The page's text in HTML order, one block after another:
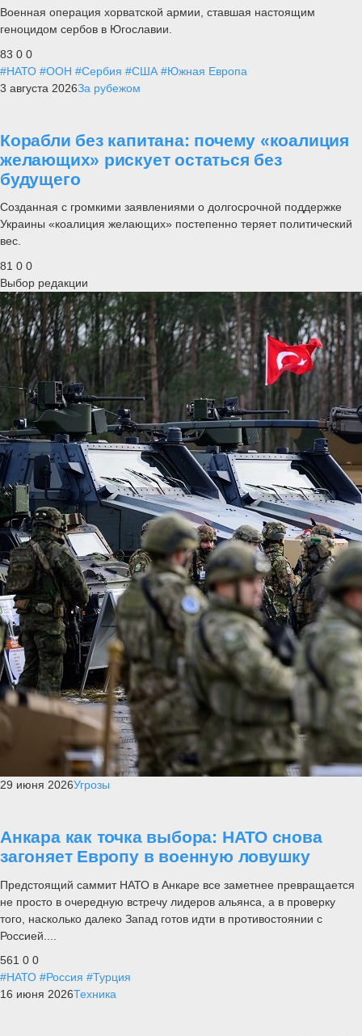
Военная операция хорватской армии, ставшая настоящим
геноцидом сербов в Югославии.
83 0 0
#НАТО #ООН #Сербия #США #Южная Европа
3 августа 2026За рубежом
Корабли без капитана: почему «коалиция
желающих» рискует остаться без
будущего
Созданная с громкими заявлениями о долгосрочной поддержке
Украины «коалиция желающих» постепенно теряет политический
вес.
81 0 0
Выбор редакции
29 июня 2026Угрозы
Анкара как точка выбора: НАТО снова
загоняет Европу в военную ловушку
Предстоящий саммит НАТО в Анкаре все заметнее превращается
не просто в очередную встречу лидеров альянса, а в проверку
того, насколько далеко Запад готов идти в противостоянии с
Россией....
561 0 0
#НАТО #Россия #Турция
16 июня 2026Техника